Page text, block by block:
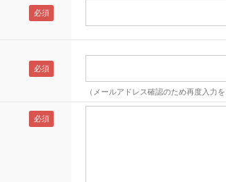
（メールアドレス確認のため再度入力